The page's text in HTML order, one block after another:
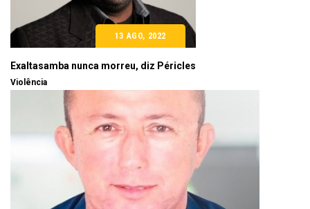
13 AGO, 2022
Exaltasamba nunca morreu, diz Péricles
Violência